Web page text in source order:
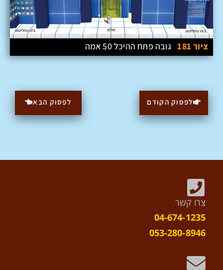
ציור 181 גובה פתח ההיכל 50 אמה
לפסוק הקודם לפסוק הבא
צרו קשר
04-674-1235
053-280-8946